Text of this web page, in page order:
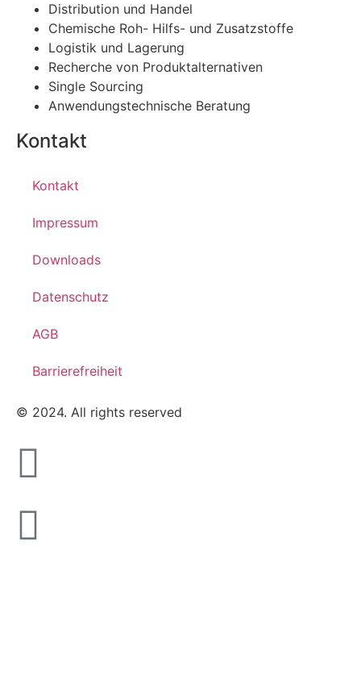
Distribution und Handel
Chemische Roh- Hilfs- und Zusatzstoffe
Logistik und Lagerung
Recherche von Produktalternativen
Single Sourcing
Anwendungstechnische Beratung
Kontakt
Kontakt
Impressum
Downloads
Datenschutz
AGB
Barrierefreiheit
© 2024. All rights reserved